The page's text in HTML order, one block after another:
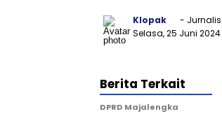
Klopak
- Jurnalis
Selasa, 25 Juni 2024
Berita Terkait
DPRD Majalengka